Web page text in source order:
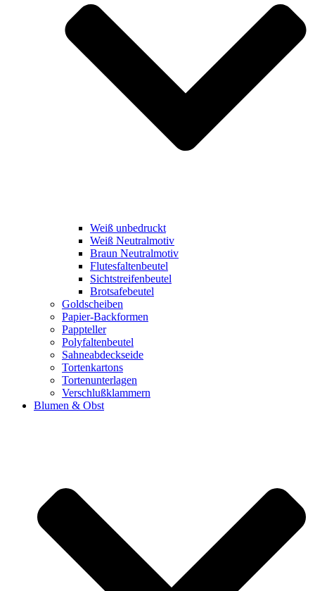
Weiß unbedruckt
Weiß Neutralmotiv
Braun Neutralmotiv
Flutesfaltenbeutel
Sichtstreifenbeutel
Brotsafebeutel
Goldscheiben
Papier-Backformen
Pappteller
Polyfaltenbeutel
Sahneabdeckseide
Tortenkartons
Tortenunterlagen
Verschlußklammern
Blumen & Obst